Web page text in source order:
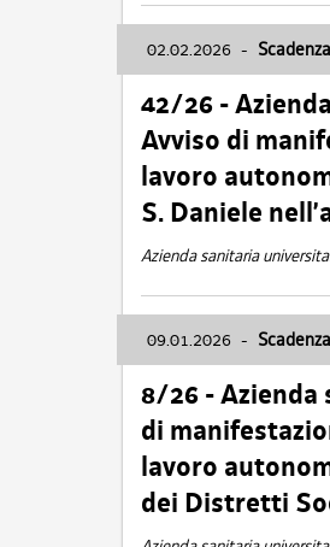
02.02.2026 -
42/26 -
Avviso di
lavoro
S. Daniele
Azienda sanitaria
09.01.2026 -
8/26 - Azienda
di
lavoro
dei Distretti